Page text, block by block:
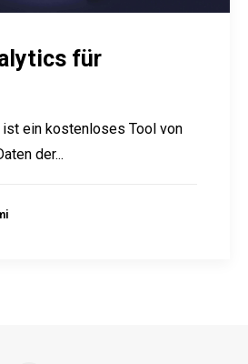
für
ein kostenloses Tool von
der...